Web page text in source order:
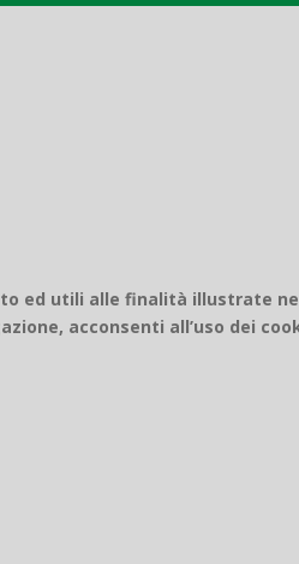
ed utili alle finalità illustrate
acconsenti all’uso dei